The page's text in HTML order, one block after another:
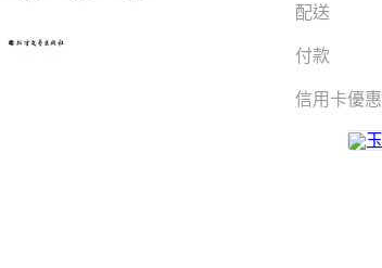
配送
付款
信用卡優惠